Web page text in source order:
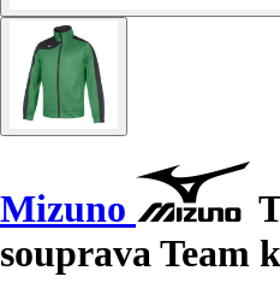
Mizuno
souprava Team